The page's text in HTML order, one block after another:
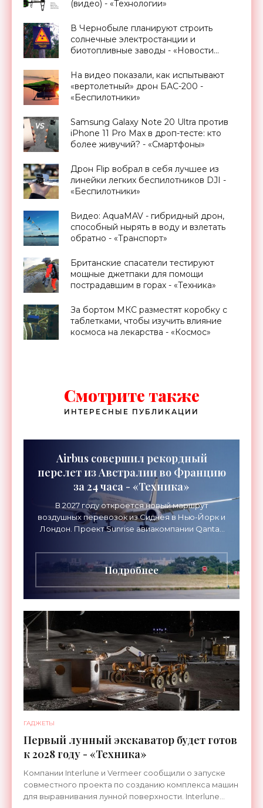
(видео) - «Технологии»
В Чернобыле планируют строить
солнечные электростанции и
биотопливные заводы - «Новости
На видео показали, как испытывают
«вертолетный» дрон БАС-200 -
«Беспилотники»
Samsung Galaxy Note 20 Ultra против
iPhone 11 Pro Max в дроп-тесте: кто
более живучий? - «Смартфоны»
Дрон Flip вобрал в себя лучшее из
линейки легких беспилотников DJI -
«Беспилотники»
Видео: AquaMAV - гибридный дрон,
способный нырять в воду и взлетать
обратно - «Транспорт»
Британские спасатели тестируют
мощные джетпаки для помощи
пострадавшим в горах - «Техника»
За бортом МКС разместят коробку с
таблетками, чтобы изучить влияние
космоса на лекарства - «Космос»
Смотрите также
ИНТЕРЕСНЫЕ ПУБЛИКАЦИИ
Airbus совершил рекордный
перелет из Австралии во Францию
за 24 часа - «Техника»
В 2027 году откроется новый маршрут
воздушных перевозок из Сиднея в Нью-Йорк и
Лондон. Проект Sunrise авиакомпании Qantas
длительностью до 24
Подробнее
ГАДЖЕТЫ
Первый лунный экскаватор будет готов
к 2028 году - «Техника»
Компании Interlune и Vermeer сообщили о запуске
совместного проекта по созданию комплекса машин
для выравнивания лунной поверхности. Interlune